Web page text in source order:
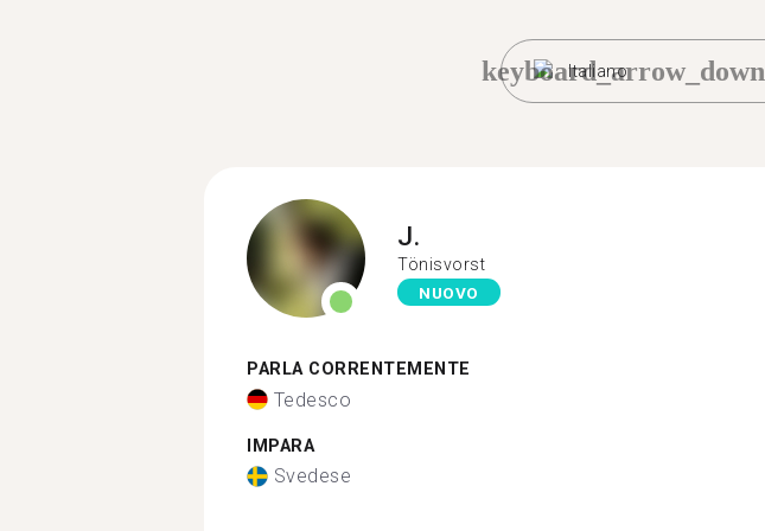
Italiano
keyboard_arrow_down
J.
Tönisvorst
NUOVO
PARLA CORRENTEMENTE
Tedesco
IMPARA
Svedese